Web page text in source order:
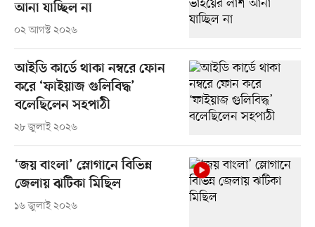
আনা যাচ্ছিল না
০২ আগস্ট ২০২৬
আইডি কার্ডে থাকা নম্বরে ফোন
করে ‘ফাইয়াজ গুলিবিদ্ধ’
বলেছিলেন সহপাঠী
২৮ জুলাই ২০২৬
‘জয় বাংলা’ স্লোগানে বিভিন্ন
জেলায় ঝটিকা মিছিল
১৬ জুলাই ২০২৬